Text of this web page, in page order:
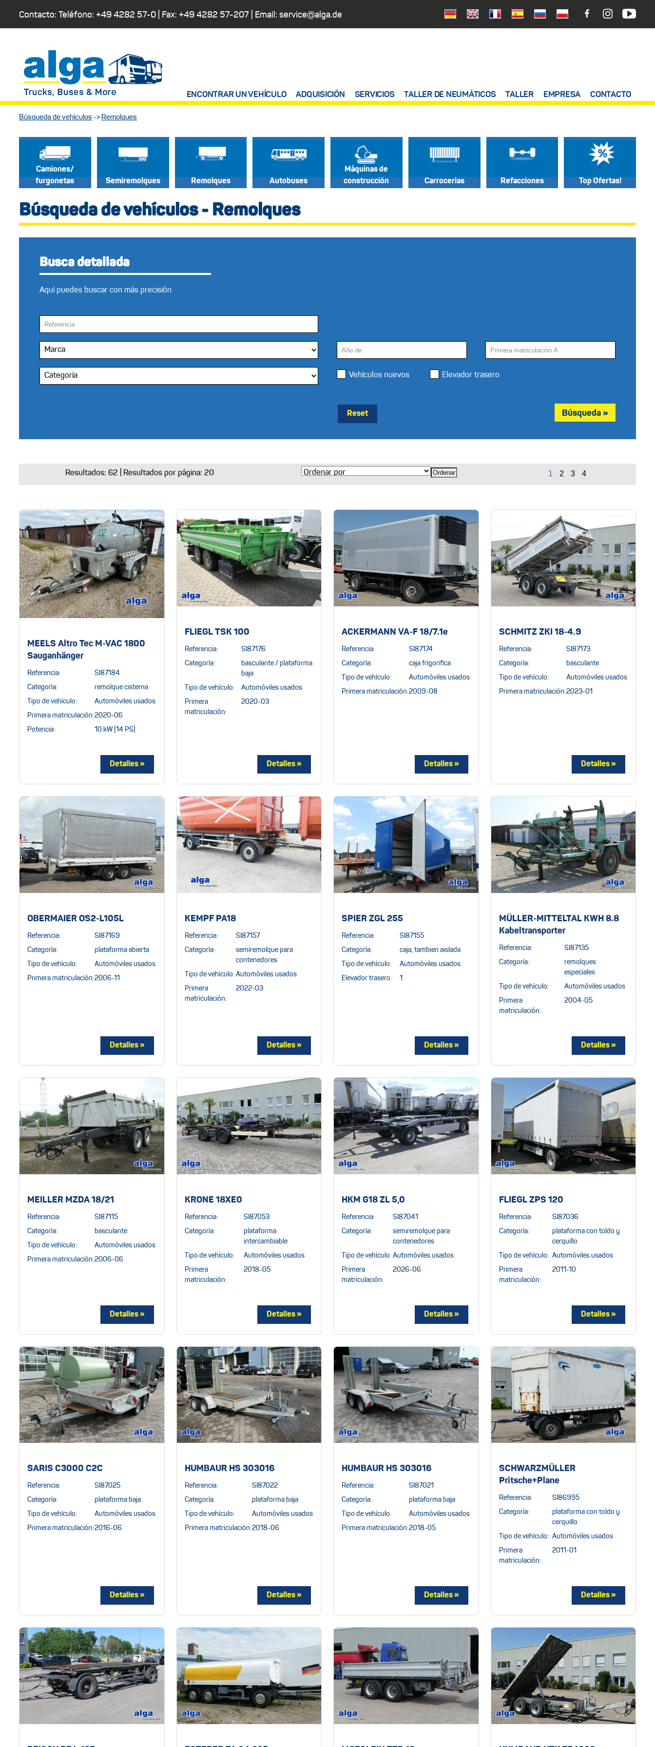
Contacto: Teléfono: +49 4282 57-0 | Fax: +49 4282 57-207 | Email: service@alga.de
ENCONTRAR UN VEHÍCULO ADQUISICIÓN SERVICIOS TALLER DE NEUMÁTICOS TALLER EMPRESA CONTACTO
Búsqueda de vehículos -> Remolques
Camiones/
furgonetas
Semiremolques Remolques Autobuses
Máquinas de
construcción
Carrocerias Refacciones Top Ofertas!
Búsqueda de vehículos - Remolques
Busca detallada
Aquí puedes buscar con más precisión
Vehículos nuevos Elevador trasero
Reset
Resultados: 62 | Resultados por página: 20
MEELS Altro Tec M-VAC 1800
Sauganhänger
Referencia: SI87184
Categoría: remolque cisterna
Tipo de vehículo: Automóviles usados
Primera matriculación:2020-06
Potencia: 10 kW (14 PS)
FLIEGL TSK 100
Referencia: SI87176
Categoría:
basculante / plataforma
baja
Tipo de vehículo: Automóviles usados
Primera
matriculación:
2020-03
ACKERMANN VA-F 18/7.1e
Referencia: SI87174
Categoría: caja frigorifica
Tipo de vehículo: Automóviles usados
Primera matriculación:2009-08
SCHMITZ ZKI 18-4.9
Referencia: SI87173
Categoría: basculante
Tipo de vehículo: Automóviles usados
Primera matriculación:2023-01
OBERMAIER OS2-L105L
Referencia: SI87169
Categoría: plataforma abierta
Tipo de vehículo: Automóviles usados
Primera matriculación:2006-11
KEMPF PA18
Referencia: SI87157
Categoría:
semiremolque para
contenedores
Tipo de vehículo: Automóviles usados
Primera
matriculación:
2022-03
SPIER ZGL 255
Referencia: SI87155
Categoría: caja, tambien aislada
Tipo de vehículo: Automóviles usados
Elevador trasero: 1
MÜLLER-MITTELTAL KWH 8.8
Kabeltransporter
Referencia: SI87135
Categoría:
remolques
especiales
Tipo de vehículo: Automóviles usados
Primera
matriculación:
2004-05
MEILLER MZDA 18/21
Referencia: SI87115
Categoría: basculante
Tipo de vehículo: Automóviles usados
Primera matriculación:2006-06
KRONE 18XE0
Referencia: SI87053
Categoría:
plataforma
intercambiable
Tipo de vehículo: Automóviles usados
Primera
matriculación:
2018-05
HKM G18 ZL 5,0
Referencia: SI87041
Categoría:
semiremolque para
contenedores
Tipo de vehículo: Automóviles usados
Primera
matriculación:
2026-06
FLIEGL ZPS 120
Referencia: SI87036
Categoría:
plataforma con toldo y
cerquillo
Tipo de vehículo: Automóviles usados
Primera
matriculación:
2011-10
SARIS C3000 C2C
Referencia: SI87025
Categoría: plataforma baja
Tipo de vehículo: Automóviles usados
Primera matriculación:2016-06
HUMBAUR HS 303016
Referencia: SI87022
Categoría: plataforma baja
Tipo de vehículo: Automóviles usados
Primera matriculación:2018-06
HUMBAUR HS 303016
Referencia: SI87021
Categoría: plataforma baja
Tipo de vehículo: Automóviles usados
Primera matriculación:2018-05
SCHWARZMÜLLER
Pritsche+Plane
Referencia: SI86995
Categoría:
plataforma con toldo y
cerquillo
Tipo de vehículo: Automóviles usados
Primera
matriculación:
2011-01